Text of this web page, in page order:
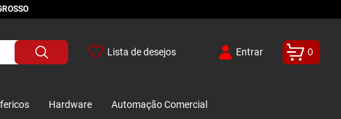
Lista de desejos Entrar 0
Hardware Automação Comercial